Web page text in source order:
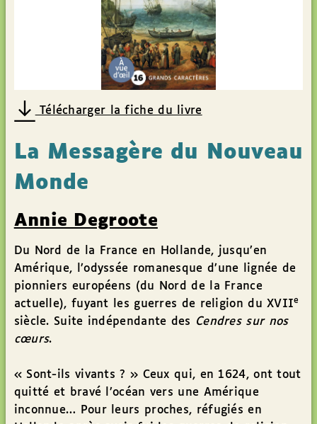
Télécharger la fiche du livre
La Messagère du Nouveau
Monde
Annie Degroote
Du Nord de la France en Hollande, jusqu’en
Amérique, l’odyssée romanesque d’une lignée de
pionniers européens (du Nord de la France
actuelle), fuyant les guerres de religion du XVIIe
siècle. Suite indépendante des Cendres sur nos
cœurs.
« Sont-ils vivants ? » Ceux qui, en 1624, ont tout
quitté et bravé l’océan vers une Amérique
inconnue… Pour leurs proches, réfugiés en